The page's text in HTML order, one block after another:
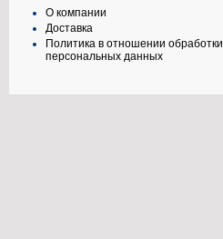
О компании
Доставка
Политика в отношении обработки
персональных данных